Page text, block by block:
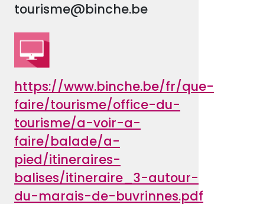
tourisme@binche.be
https://www.binche.be/fr/que-
faire/tourisme/office-du-
tourisme/a-voir-a-
faire/balade/a-
pied/itineraires-
balises/itineraire_3-autour-
du-marais-de-buvrinnes.pdf